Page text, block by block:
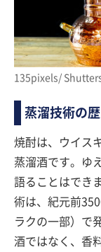
135pixels/
蒸溜技術の
焼酎は、ウイス
蒸溜酒です。ゆ
語ることはでき
術は、紀元前
ラクの一部）で
酒ではなく、香